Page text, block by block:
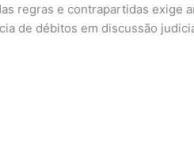
regras e contrapartidas exige
de débitos em discussão